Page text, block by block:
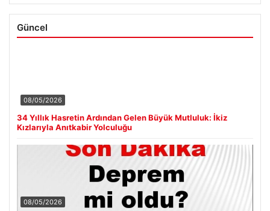
Güncel
08/05/2026
34 Yıllık Hasretin Ardından Gelen Büyük Mutluluk: İkiz
Kızlarıyla Anıtkabir Yolculuğu
08/05/2026